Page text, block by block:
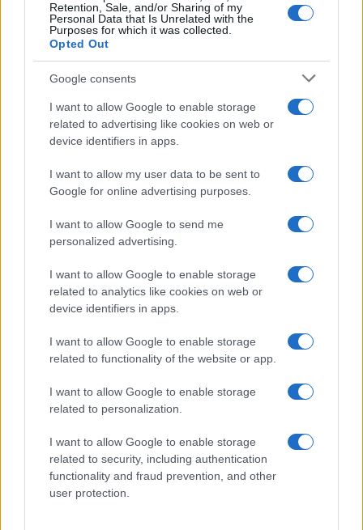
Retention, Sale, and/or Sharing of my
Personal Data that Is Unrelated with the
Purposes for which it was collected.
Opted Out
Google consents
I want to allow Google to enable storage
related to advertising like cookies on web or
device identifiers in apps.
I want to allow my user data to be sent to
Google for online advertising purposes.
I want to allow Google to send me
personalized advertising.
I want to allow Google to enable storage
related to analytics like cookies on web or
device identifiers in apps.
I want to allow Google to enable storage
related to functionality of the website or app.
I want to allow Google to enable storage
related to personalization.
I want to allow Google to enable storage
related to security, including authentication
functionality and fraud prevention, and other
user protection.
08.03.17. 21:55
One su testirale sportske grudnjake do krajnjih
granica, muškarci gledaju ovaj snimak u jednom
dahu (VIDEO)